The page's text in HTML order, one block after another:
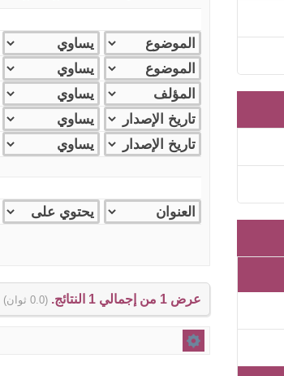
عرض 1 من إجمالي 1 النتائج. (0.0 ثوان)